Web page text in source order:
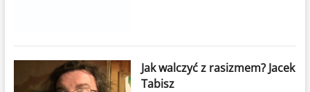
Jak walczyć z rasizmem? Jacek
Tabisz